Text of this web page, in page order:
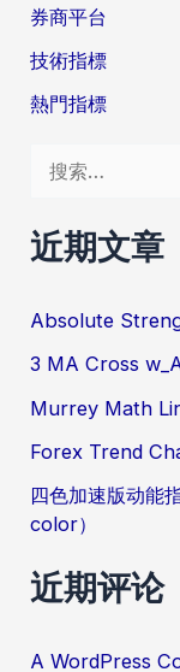
券商平台
技術指標
熱門指標
：
近期文章
Absolute
3 MA Cross
Murrey Math
Forex Trend
四色加速版动能
color）
近期评论
A WordPress